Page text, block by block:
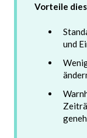
Vorteile
und